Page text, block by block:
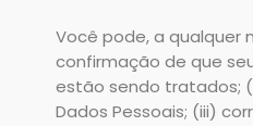
Você pode, a qualquer
confirmação de que
estão sendo tratados;
Dados Pessoais; (iii)